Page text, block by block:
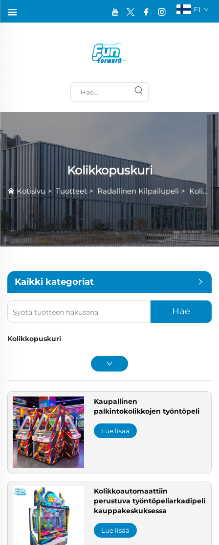
FI
Kolikkopuskuri
Kotisivu > Tuotteet > Radallinen Kilpailupeli > Kolikkopuskuri
Kaikki kategoriat
Hae
Kolikkopuskuri
Kaupallinen
palkintokolikkojen työntöpeli
Lue lisää
Kolikkoautomaattiin
perustuva työntöpeliarkadipeli
kauppakeskuksessa
Lue lisää